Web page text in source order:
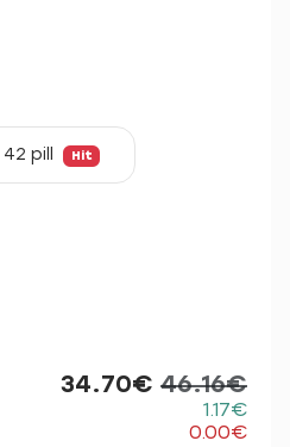
42 pill Hit
34.70€ 46.16€
1.17€
0.00€